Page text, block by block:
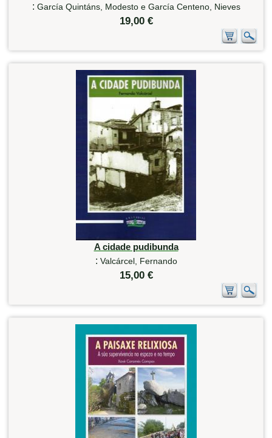
: García Quintáns, Modesto e García Centeno, Nieves
19,00 €
A cidade pudibunda
: Valcárcel, Fernando
15,00 €